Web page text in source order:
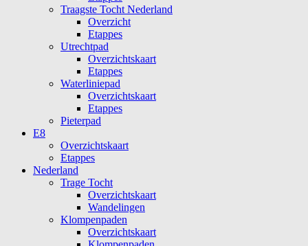
Traagste Tocht Nederland
Overzicht
Etappes
Utrechtpad
Overzichtskaart
Etappes
Waterliniepad
Overzichtskaart
Etappes
Pieterpad
E8
Overzichtskaart
Etappes
Nederland
Trage Tocht
Overzichtskaart
Wandelingen
Klompenpaden
Overzichtskaart